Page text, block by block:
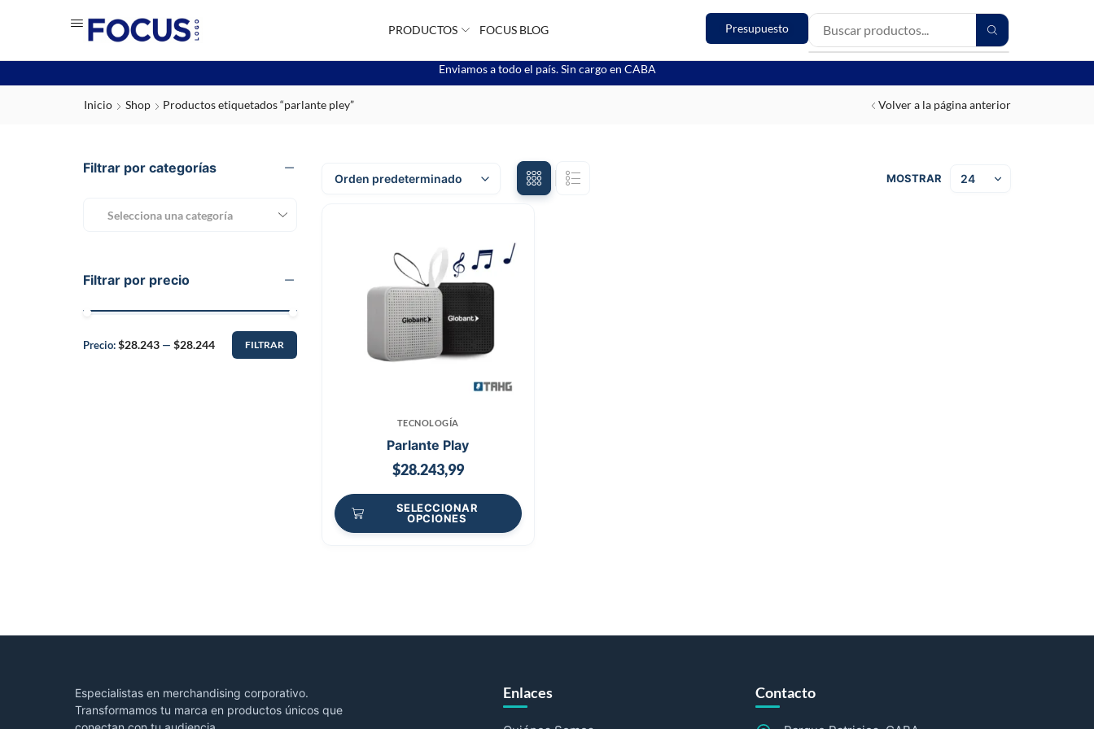
PRODUCTOS FOCUS BLOG Presupuesto
Enviamos a todo el país. Sin cargo en CABA
Inicio Shop Productos etiquetados “parlante pley” Volver a la página anterior
Filtrar por categorías
Selecciona una categoría
Filtrar por precio
FILTRAR
Precio:$28.243 — $28.244
MOSTRAR
TECNOLOGÍA
Parlante Play
$28.243,99
SELECCIONAR
OPCIONES
Especialistas en merchandising corporativo.
Transformamos tu marca en productos únicos que
Enlaces Contacto